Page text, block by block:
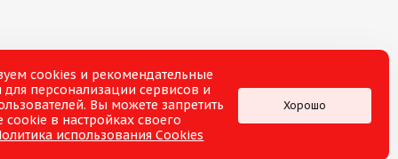
cookies и рекомендательные
для персонализации сервисов и
Вы можете запретить
cookie в настройках своего
использования Cookies
Хорошо